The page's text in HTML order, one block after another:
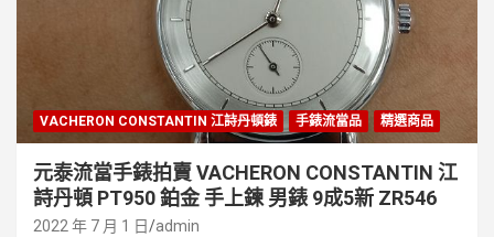
VACHERON CONSTANTIN 江詩丹頓錶 手錶流當品 精選商品
元泰流當手錶拍賣 VACHERON CONSTANTIN 江
詩丹頓 PT950 鉑金 手上鍊 男錶 9成5新 ZR546
2022 年 7 月 1 日 admin